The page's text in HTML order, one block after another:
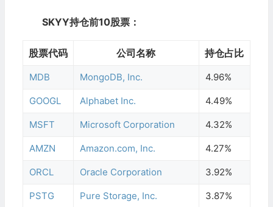
SKYY持仓前10股票：
股票代码 公司名称 持仓占比
MDB MongoDB, Inc. 4.96%
GOOGL Alphabet Inc. 4.49%
MSFT Microsoft Corporation 4.32%
AMZN Amazon.com, Inc. 4.27%
ORCL Oracle Corporation 3.92%
PSTG Pure Storage, Inc. 3.87%